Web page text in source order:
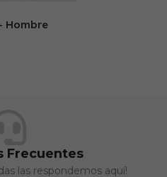
Hombre
Frecuentes
las respondemos aquí!